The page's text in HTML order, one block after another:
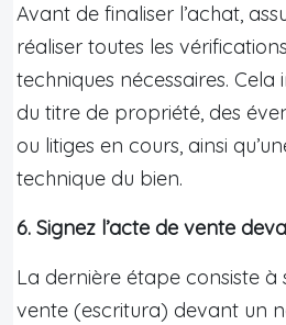
Avant de finaliser l’achat,
réaliser toutes les
techniques nécessaires.
du titre de propriété, des
ou litiges en cours, ainsi
technique du bien.
6. Signez l’acte de vente
La dernière étape consiste à
vente (escritura) devant un